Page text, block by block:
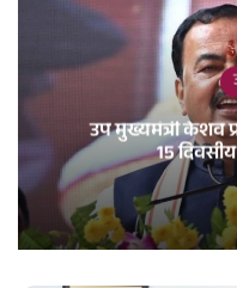
उप मुख्यमंत्री केशव
15